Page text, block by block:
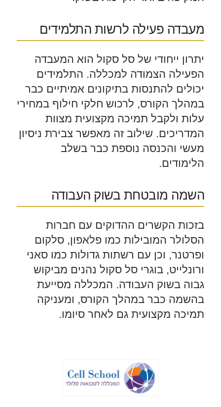
מעבדה פעילה לרשות התלמידים
יתרון ייחודי של סל סקול הוא המעבדה
הפעילה הצמודה למכללה. התלמידים
יכולים להתנסות בתיקונים אמיתיים כבר
במהלך הקורס, לרכוש חלקי חילוף במחירי
עלות ולקבל תמיכה מקצועית מצוות
המדריכים. שילוב זה מאפשר צבירת ניסיון
מעשי והכנסה נוספת כבר בשלב
הלימודים.
השמה מובטחת בשוק העבודה
בזכות הקשרים ההדוקים עם חברות
הסלולר המובילות כמו פלאפון, סלקום
ופרטנר, וכן עם רשתות גדולות כמו סאני
ורונלייט, בוגרי סל סקול נהנים מביקוש
גבוה בשוק העבודה. המכללה מסייעת
בהשמה כבר במהלך הקורס, ומעניקה
תמיכה מקצועית גם לאחר סיומו.